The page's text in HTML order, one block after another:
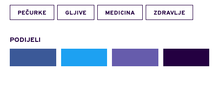
PEČURKE GLJIVE MEDICINA ZDRAVLJE
PODIJELI